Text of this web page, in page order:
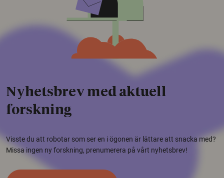
Nyhetsbrev med aktuell
forskning
Visste du att robotar som ser en i ögonen är lättare att snacka med?
Missa ingen ny forskning, prenumerera på vårt nyhetsbrev!